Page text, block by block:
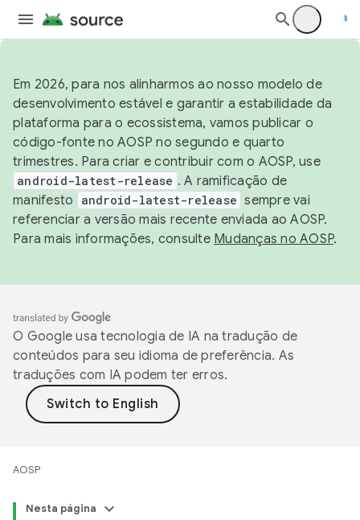
Em 2026, para nos alinharmos ao nosso modelo de
desenvolvimento estável e garantir a estabilidade da
plataforma para o ecossistema, vamos publicar o
código-fonte no AOSP no segundo e quarto
trimestres. Para criar e contribuir com o AOSP, use
android-latest-release . A ramificação de
manifesto
android-latest-release sempre vai
referenciar a versão mais recente enviada ao AOSP.
Para mais informações, consulte Mudanças no AOSP.
O Google usa tecnologia de IA na tradução de
conteúdos para seu idioma de preferência. As
traduções com IA podem ter erros.
AOSP
Nesta página